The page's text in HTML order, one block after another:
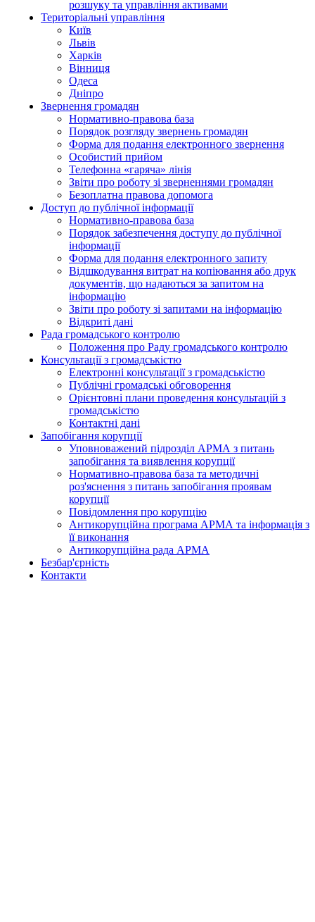
розшуку та управління активами
Територіальні управління
Київ
Львів
Харків
Вінниця
Одеса
Дніпро
Звернення громадян
Нормативно-правова база
Порядок розгляду звернень громадян
Форма для подання електронного звернення
Особистий прийом
Телефонна «гаряча» лінія
Звіти про роботу зі зверненнями громадян
Безоплатна правова допомога
Доступ до публічної інформації
Нормативно-правова база
Порядок забезпечення доступу до публічної
інформації
Форма для подання електронного запиту
Відшкодування витрат на копіювання або друк
документів, що надаються за запитом на
інформацію
Звіти про роботу зі запитами на інформацію
Відкриті дані
Рада громадського контролю
Положення про Раду громадського контролю
Консультації з громадськістю
Електронні консультації з громадськістю
Публічні громадські обговорення
Орієнтовні плани проведення консультацій з
громадськістю
Контактні дані
Запобігання корупції
Уповноважений підрозділ АРМА з питань
запобігання та виявлення корупції
Нормативно-правова база та методичні
роз'яснення з питань запобігання проявам
корупції
Повідомлення про корупцію
Антикорупційна програма АРМА та інформація з
її виконання
Антикорупційна рада АРМА
Безбар'єрність
Контакти